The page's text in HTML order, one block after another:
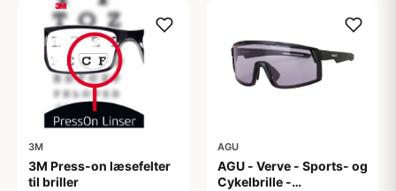
3M
3M Press-on læsefelter
til briller
AGU
AGU - Verve - Sports- og
Cykelbrille -